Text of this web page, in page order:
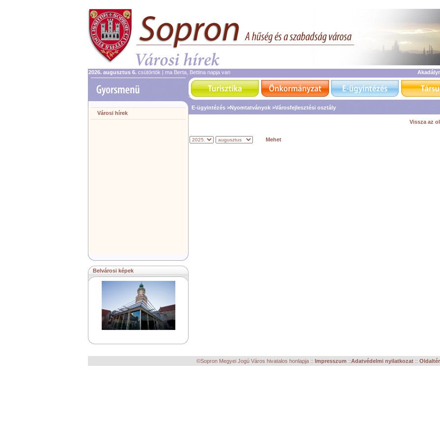
2026. augusztus 6. csütörtök | ma Berta, Bettina napja van
Városi hírek
Belvárosi képek
E-ügyintézés >Nyomtatványok >Városfejlesztési osztály
Vissza az
©Sopron Megyei Jogú Város hivatalos honlapja :: Impresszum ::Adatvédelmi nyilatkozat ::